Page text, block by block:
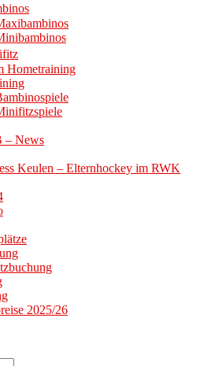
Hometraining
– News
Keulen – Elternhockey im RWK
2025/26